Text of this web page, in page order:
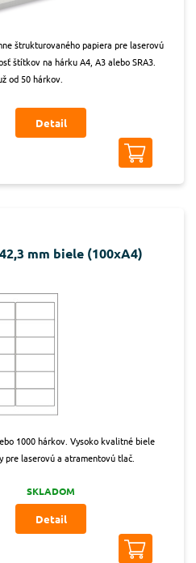
štrukturovaného papiera pre laserovú
štítkov na hárku A4, A3 alebo SRA3.
od 50 hárkov.
Detail
mm biele (100xA4)
1000 hárkov. Vysoko kvalitné biele
pre laserovú a atramentovú tlač.
SKLADOM
Detail